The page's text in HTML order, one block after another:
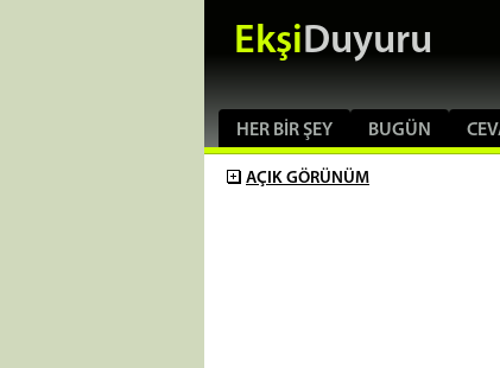
EkşiDuyuru
HER BIR ŞEY BUGÜN
AÇIK GÖRÜNÜM